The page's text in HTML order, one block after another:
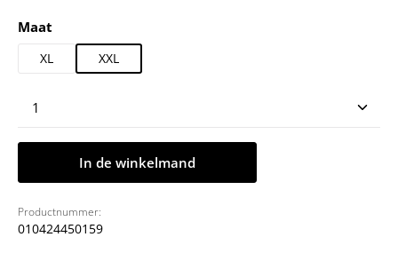
Selecteer
Maat
XL XXL
Producthoeveelheid: Voer de gewenste
In de winkelmand
Productnummer:
010424450159